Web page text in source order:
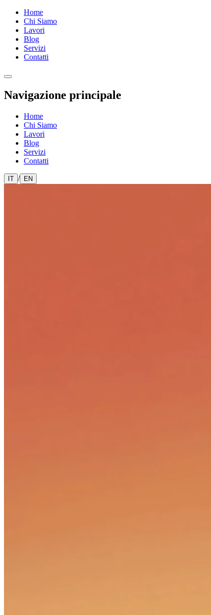
Home
Chi Siamo
Lavori
Blog
Servizi
Contatti
Navigazione principale
Home
Chi Siamo
Lavori
Blog
Servizi
Contatti
IT / EN